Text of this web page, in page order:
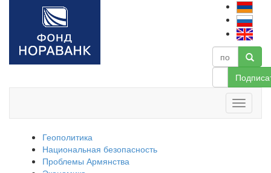
Геополитика
Национальная безопасность
Проблемы Армянства